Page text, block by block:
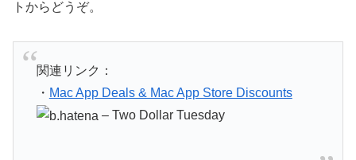
トからどうぞ。
関連リンク：
・ Mac App Deals & Mac App Store Discounts
– Two Dollar Tuesday